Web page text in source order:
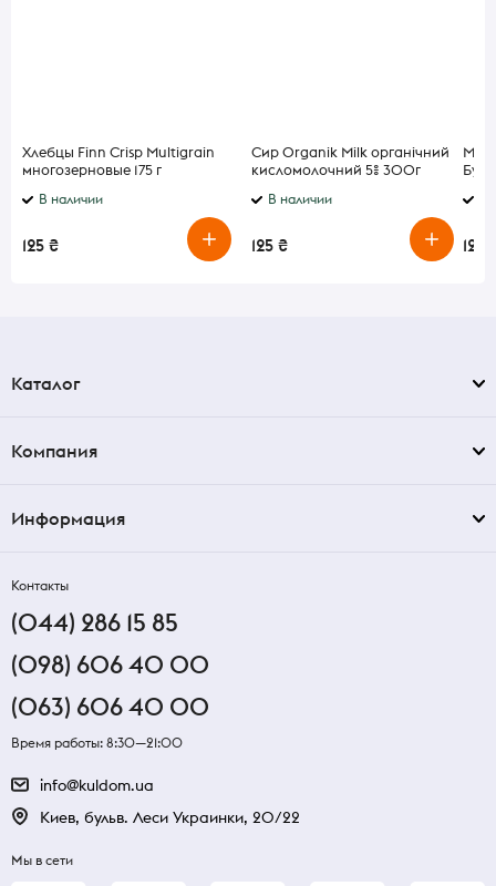
Хлебцы Finn Crisp Multigrain
многозерновые 175 г
В наличии
125 ₴
Сир Organik Milk органічний
кисломолочний 5% 300г
В наличии
125 ₴ 125
Каталог
Компания
Информация
Контакты
(044) 286 15 85
(098) 606 40 00
(063) 606 40 00
Время работы: 8:30—21:00
info@kuldom.ua
Киев, бульв. Леси Украинки, 20/22
Мы в сети